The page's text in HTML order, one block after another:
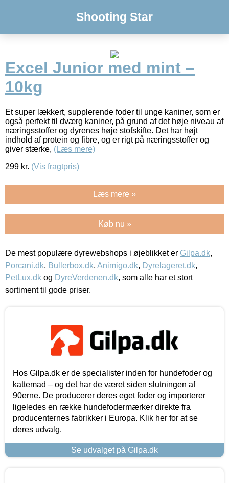
Shooting Star
Excel Junior med mint –
10kg
Et super lækkert, supplerende foder til unge kaniner, som er
også perfekt til dværg kaniner, på grund af det høje niveau af
næringsstoffer og dyrenes høje stofskifte. Det har højt
indhold af protein og fibre, og er rigt på næringsstoffer og
giver stærke, (Læs mere)
299 kr. (Vis fragtpris)
Læs mere »
Køb nu »
De mest populære dyrewebshops i øjeblikket er Gilpa.dk,
Porcani.dk, Bullerbox.dk, Animigo.dk, Dyrelageret.dk,
PetLux.dk og DyreVerdenen.dk, som alle har et stort
sortiment til gode priser.
Hos Gilpa.dk er de specialister inden for hundefoder og
kattemad – og det har de været siden slutningen af
90erne. De producerer deres eget foder og importerer
ligeledes en række hundefodermærker direkte fra
producenternes fabrikker i Europa. Klik her for at se
deres udvalg.
Se udvalget på Gilpa.dk